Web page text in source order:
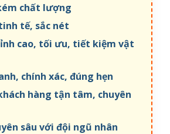
chất lượng
tế, sắc nét
cao, tối ưu, tiết kiệm vật
chính xác, đúng hẹn
hàng tận tâm, chuyên
sâu với đội ngũ nhân